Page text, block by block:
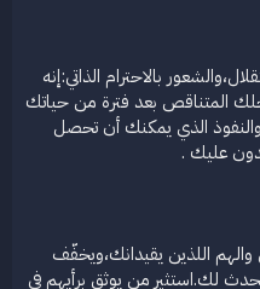
بالاحترام الذاتي:إنه
المتناقص بعد فترة من حياتك
والنفوذ الذي يمكنك أن تحصل
عليك .
اللذين يقيدانك،ويخفّف
لك.استثير من يوثق برأيهم في